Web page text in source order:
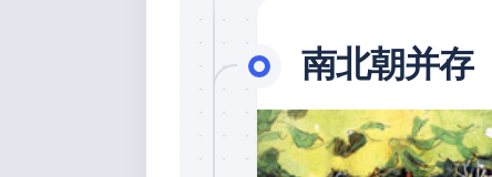
南北朝并存